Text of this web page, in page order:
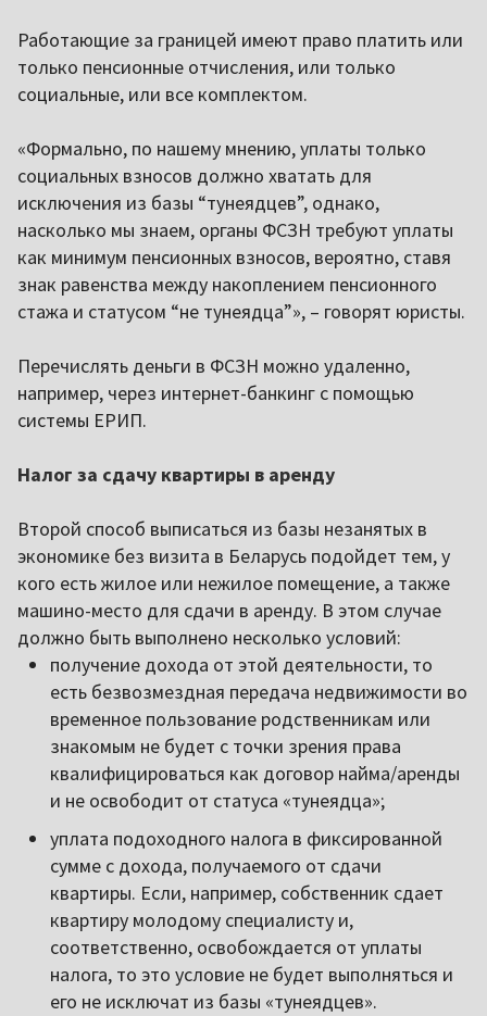
Работающие за границей имеют право платить или
только пенсионные отчисления, или только
социальные, или все комплектом.
«Формально, по нашему мнению, уплаты только
социальных взносов должно хватать для
исключения из базы “тунеядцев”, однако,
насколько мы знаем, органы ФСЗН требуют уплаты
как минимум пенсионных взносов, вероятно, ставя
знак равенства между накоплением пенсионного
стажа и статусом “не тунеядца”», – говорят юристы.
Перечислять деньги в ФСЗН можно удаленно,
например, через интернет-банкинг с помощью
системы ЕРИП.
Налог за сдачу квартиры в аренду
Второй способ выписаться из базы незанятых в
экономике без визита в Беларусь подойдет тем, у
кого есть жилое или нежилое помещение, а также
машино-место для сдачи в аренду. В этом случае
должно быть выполнено несколько условий:
получение дохода от этой деятельности, то
есть безвозмездная передача недвижимости во
временное пользование родственникам или
знакомым не будет с точки зрения права
квалифицироваться как договор найма/аренды
и не освободит от статуса «тунеядца»;
уплата подоходного налога в фиксированной
сумме с дохода, получаемого от сдачи
квартиры. Если, например, собственник сдает
квартиру молодому специалисту и,
соответственно, освобождается от уплаты
налога, то это условие не будет выполняться и
его не исключат из базы «тунеядцев».